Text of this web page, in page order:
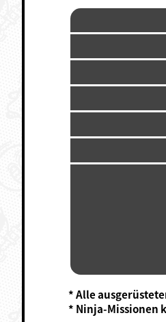
* Alle
* Ninja-Missionen